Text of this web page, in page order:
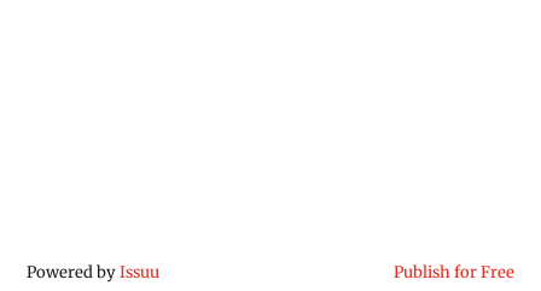
Powered byIssuu Publish for Free